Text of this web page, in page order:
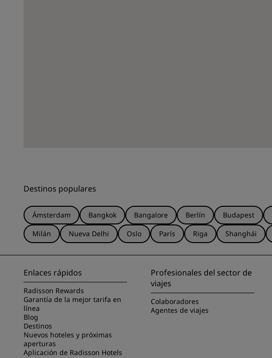
Destinos populares
Ámsterdam Bangkok Bangalore Berlín Budapest
Milán
Nueva Delhi Oslo París Riga Shanghái
Enlaces rápidos
Radisson Rewards
Garantía de la mejor tarifa en
línea
Blog
Destinos
Nuevos hoteles y próximas
aperturas
Aplicación de Radisson Hotels
Profesionales del sector de
viajes
Colaboradores
Agentes de viajes